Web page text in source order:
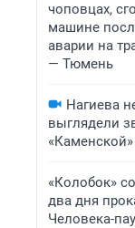
чоповцах,
машине
аварии на
— Тюмень
Нагиева
выглядели
«Колобок»
два дня
Человека-